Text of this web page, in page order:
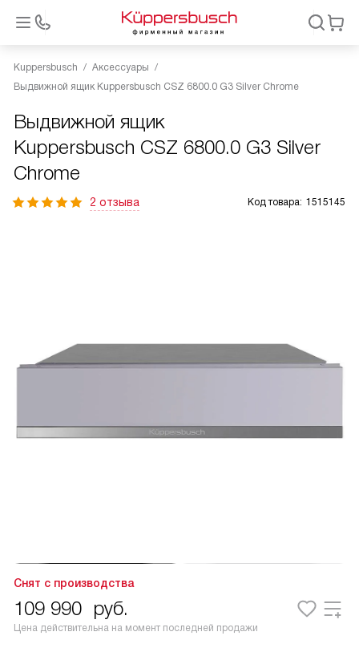
Kuppersbusch
Аксессуары
Выдвижной ящик Kuppersbusch CSZ 6800.0 G3 Silver Chrome
Выдвижной ящик
Kuppersbusch CSZ 6800.0 G3 Silver
Chrome
2 отзыва Код товара: 1515145
Снят с производства
109 990 руб.
Цена действительна на момент последней продажи